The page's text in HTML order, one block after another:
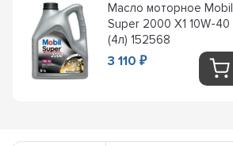
Масло моторное Mobil
Super 2000 X1 10W-40
(4л) 152568
3 110₽